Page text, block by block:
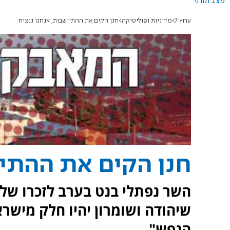
ערוץ 7 מדיניות ופוליטיקה חנן הקים את ההתיישבות, אנחנו ננציח
חנן הקים את
השר נפתלי בנט בערב לזכרו
שיהודה ושומרון יהיו חלק